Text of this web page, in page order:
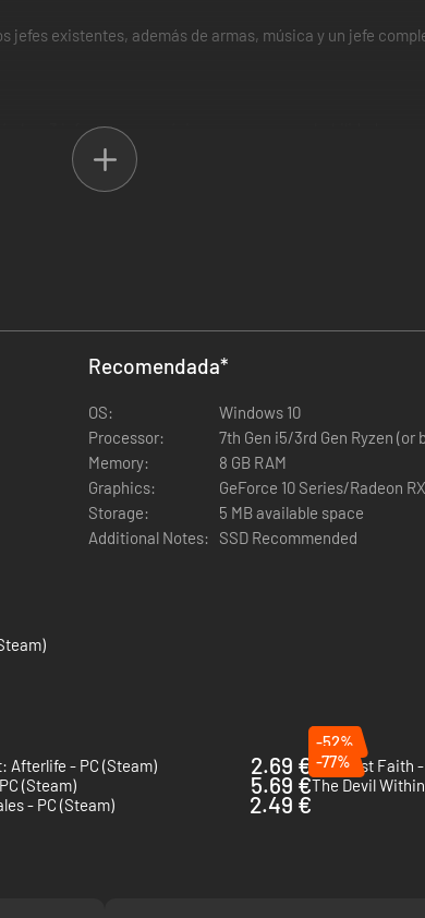
existentes, además de armas, música y un jefe
hay 3 jefes nuevos, música nueva, nuevas habilidades,
y de repente vienes al mundo a presión.
en algo superior a lo que fuiste.
más apropiados para tu estilo personal.
averiguas el origen de su locura.
desiertos cubiertos de rostros. Conoce a personajes
planeta. Enfréntate a enemigos nacidos del propio
Recomendada*
OS:
Windows 10
Processor:
7th Gen i5/3rd Gen Ryzen (or
Memory:
8 GB RAM
Graphics:
GeForce 10 Series/Radeon
Storage:
5 MB available space
Additional Notes:
SSD Recommended
Afterlife - PC (Steam)
2.69 €
-52%
The Last Faith
(Steam)
5.69 €
-77%
The Devil
- PC (Steam)
2.49 €